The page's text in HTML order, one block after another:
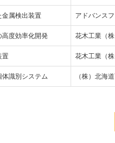
属検出装置 アドバンス
度効率化開発 花木工業（
置 花木工業（
識別システム （株）北海